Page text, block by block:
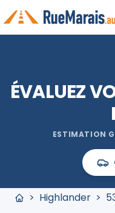
ÉVALUEZ
ESTIMATION
> Highlander >